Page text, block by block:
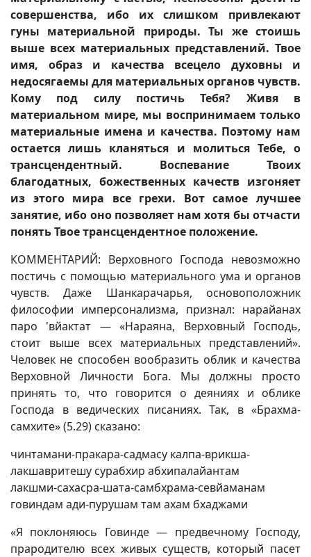
совершенства, ибо их слишком привлекают
гуны материальной природы. Ты же стоишь
выше всех материальных представлений. Твое
имя, образ и качества всецело духовны и
недосягаемы для материальных органов чувств.
Кому под силу постичь Тебя? Живя в
материальном мире, мы воспринимаем только
материальные имена и качества. Поэтому нам
остается лишь кланяться и молиться Тебе, о
трансцендентный. Воспевание Твоих
благодатных, божественных качеств изгоняет
из этого мира все грехи. Вот самое лучшее
занятие, ибо оно позволяет нам хотя бы отчасти
понять Твое трансцендентное положение.
КОММЕНТАРИЙ: Верховного Господа невозможно
постичь с помощью материального ума и органов
чувств. Даже Шанкарачарья, основоположник
философии имперсонализма, признал: нарайанах
паро 'вйактат — «Нараяна, Верховный Господь,
стоит выше всех материальных представлений».
Человек не способен вообразить облик и качества
Верховной Личности Бога. Мы должны просто
принять то, что говорится о деяниях и облике
Господа в ведических писаниях. Так, в «Брахма-
самхите» (5.29) сказано:
чинтамани-пракара-садмасу калпа-врикша-
лакшавритешу сурабхир абхипалайантам
лакшми-сахасра-шата-самбхрама-севйаманам
говиндам ади-пурушам там ахам бхаджами
«Я поклоняюсь Говинде — предвечному Господу,
прародителю всех живых существ, который пасет